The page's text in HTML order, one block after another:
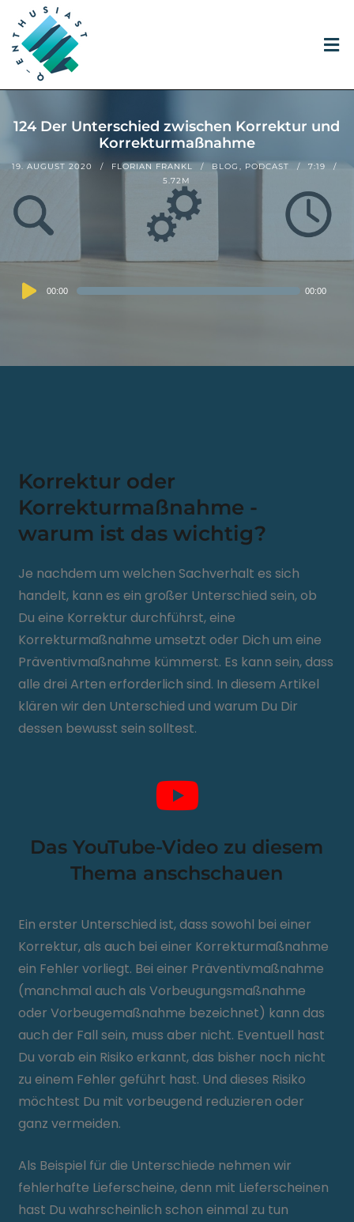
124 Der Unterschied zwischen Korrektur und
Korrekturmaßnahme
19. AUGUST 2020 FLORIAN FRANKL BLOG , PODCAST
7:19
5.72M
Audio
00:00 00:00
Korrektur oder
Korrekturmaßnahme -
warum ist das wichtig?
Je nachdem um welchen Sachverhalt es sich
handelt, kann es ein großer Unterschied sein, ob
Du eine Korrektur durchführst, eine
Korrekturmaßnahme umsetzt oder Dich um eine
Präventivmaßnahme kümmerst. Es kann sein, dass
alle drei Arten erforderlich sind. In diesem Artikel
klären wir den Unterschied und warum Du Dir
dessen bewusst sein solltest.
Das YouTube-Video zu diesem
Thema anschschauen
Ein erster Unterschied ist, dass sowohl bei einer
Korrektur, als auch bei einer Korrekturmaßnahme
ein Fehler vorliegt. Bei einer Präventivmaßnahme
(manchmal auch als Vorbeugungsmaßnahme
oder Vorbeugemaßnahme bezeichnet) kann das
auch der Fall sein, muss aber nicht. Eventuell hast
Du vorab ein Risiko erkannt, das bisher noch nicht
zu einem Fehler geführt hast. Und dieses Risiko
möchtest Du mit vorbeugend reduzieren oder
ganz vermeiden.
Als Beispiel für die Unterschiede nehmen wir
fehlerhafte Lieferscheine, denn mit Lieferscheinen
hast Du wahrscheinlich schon einmal zu tun